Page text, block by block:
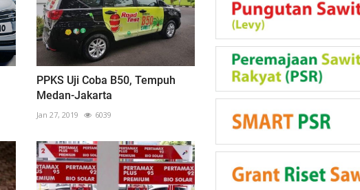
PPKS Uji Coba B50, Tempuh
Medan-Jakarta
Jan 27, 2019 6039